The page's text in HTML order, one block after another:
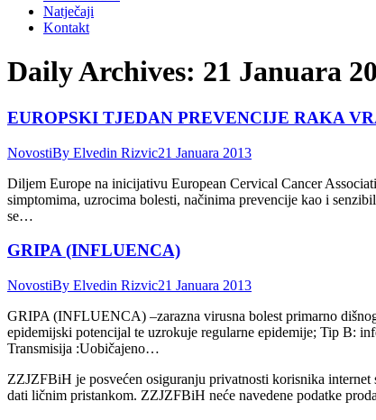
Natječaji
Kontakt
Daily Archives: 21 Januara
EUROPSKI TJEDAN PREVENCIJE RAKA
NovostiBy Elvedin Rizvic21 Januara 2013
Diljem Europe na inicijativu European Cervical Cancer
simptomima, uzrocima bolesti, načinima prevencije kao i
se…
GRIPA (INFLUENCA)
NovostiBy Elvedin Rizvic21 Januara 2013
GRIPA (INFLUENCA) –zarazna virusna bolest primarno
epidemijski potencijal te uzrokuje regularne epidemije; Tip B:
Transmisija :Uobičajeno…
ZZJZFBiH je posvećen osiguranju privatnosti korisnika
dati ličnim pristankom. ZZJZFBiH neće navedene podatke